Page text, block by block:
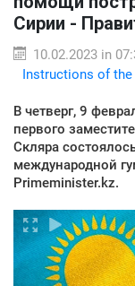
Сирии -
10.02.2023 in
Instructions of the
В четверг, 9
первого
Скляра
международной
Primeminister.kz.